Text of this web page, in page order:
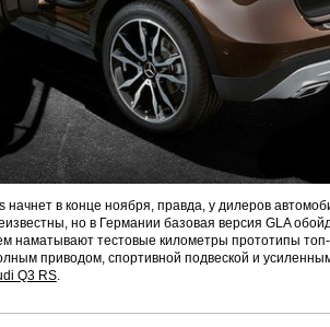
начнет в конце ноября, правда, у дилеров
но в Германии базовая версия GLA
наматывают тестовые километры прототипы топ-
приводом, спортивной подвеской и
Q3 RS.